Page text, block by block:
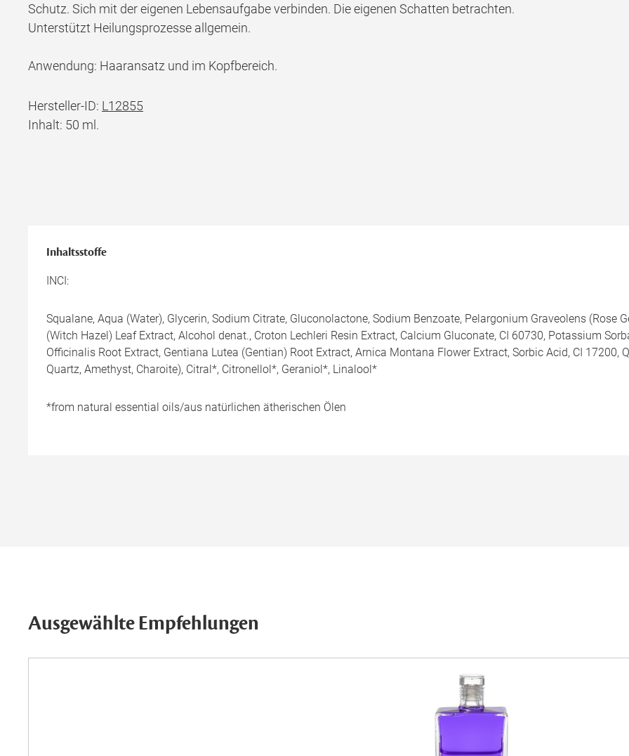
Schutz. Sich mit der eigenen Lebensaufgabe verbinden. Die eigenen Schatten betrachten.
Unterstützt Heilungsprozesse allgemein.
Anwendung: Haaransatz und im Kopfbereich.
Hersteller-ID: L12855
Inhalt: 50 ml.
Inhaltsstoffe
INCI:
Squalane, Aqua (Water), Glycerin, Sodium Citrate, Gluconolactone, Sodium Benzoate, Pelargonium Graveolens (Rose
(Witch Hazel) Leaf Extract, Alcohol denat., Croton Lechleri Resin Extract, Calcium Gluconate, CI 60730, Potassium
Officinalis Root Extract, Gentiana Lutea (Gentian) Root Extract, Arnica Montana Flower Extract, Sorbic Acid, CI 17200,
Quartz, Amethyst, Charoite), Citral*, Citronellol*, Geraniol*, Linalool*
*from natural essential oils/aus natürlichen ätherischen Ölen
Ausgewählte Empfehlungen